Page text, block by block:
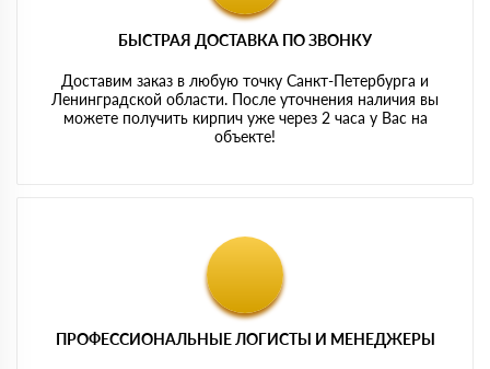
БЫСТРАЯ ДОСТАВКА ПО ЗВОНКУ
Доставим заказ в любую точку Санкт-Петербурга и
Ленинградской области. После уточнения наличия вы
можете получить кирпич уже через 2 часа у Вас на
объекте!
ПРОФЕССИОНАЛЬНЫЕ ЛОГИСТЫ И МЕНЕДЖЕРЫ